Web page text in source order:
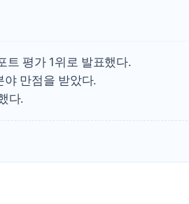
한전, 한
SK하이
트 평가 1위로 발표했다.
야 만점을 받았다.
다.